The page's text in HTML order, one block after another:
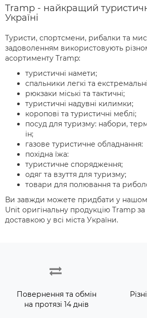
Tramp - найкращий
Україні
Туристи, спортсмени, рибалки та
задоволенням використовують
асортименту Tramp:
туристичні намети;
спальники легкі та
рюкзаки міські та тактичні;
туристичні надувні килимки;
коропові та туристичні меблі;
посуд для туризму: набори,
ін;
газове туристичне обладнання:
похідна їжа:
туристичне спорядження;
одяг та взуття для туризму;
товари для полювання та
Ви завжди можете придбати у
Unit оригінальну продукцію Tramp
доставкою у всі міста України.
Повернення та обмін
на протязі 14 днів